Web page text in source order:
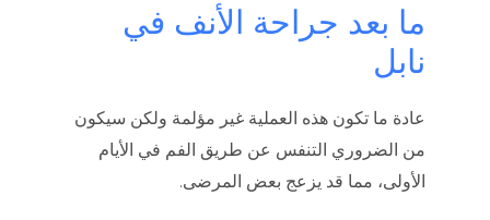
ما بعد جراحة الأنف في
نابل
عادة ما تكون هذه العملية غير مؤلمة ولكن سيكون
من الضروري التنفس عن طريق الفم في الأيام
الأولى، مما قد يزعج بعض المرضى.